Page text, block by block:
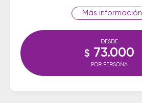
información
DESDE
$ 73.000
POR PERSONA